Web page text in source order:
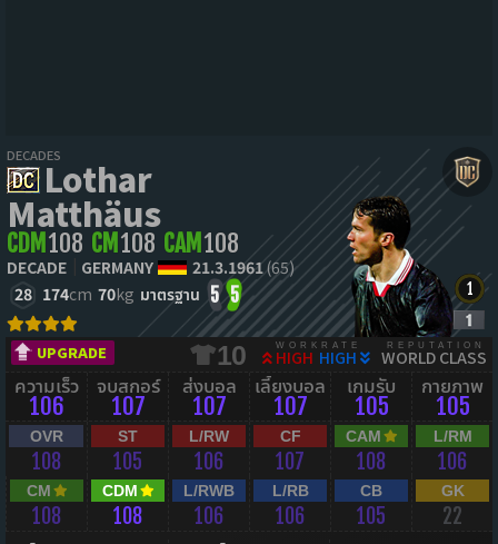
DECADESLothar
Matthäus
CDM 108 CM 108 CAM 108
DECADE GERMANY 21.3.1961(65)
28 174cm 70kg มาตรฐาน 5 5
UPGRADE 10 WORKRATE
HIGH HIGH
REPUTATION
WORLD CLASS
ความเร็ว
106
จบสกอร์
107
ส่งบอล
107
เลี้ยงบอล
107
เกมรับ
105
กายภาพ
105
OVR
108
ST
105
L/RW
106
CF
107
CAM
108
L/RM
106
CM
108
CDM
108
L/RWB
106
L/RB
106
CB
105
GK
22